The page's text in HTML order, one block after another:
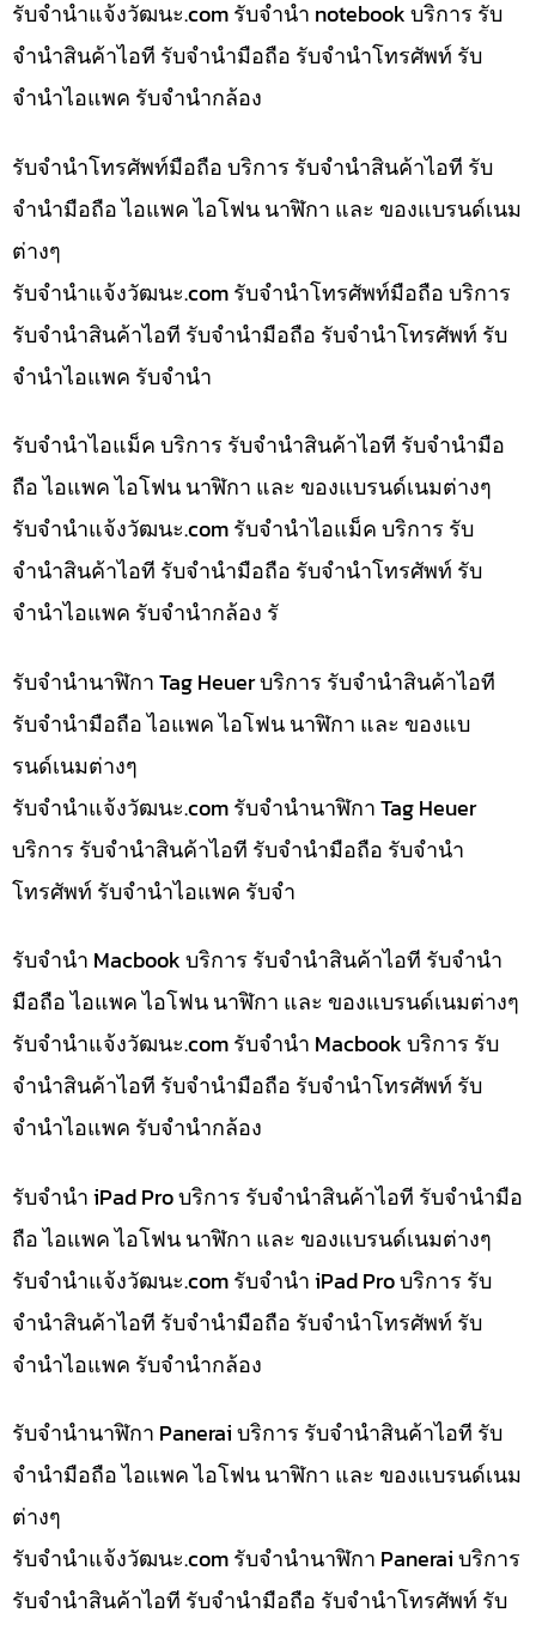
รับจํานําแจ้งวัฒนะ.com รับจำนำ notebook บริการ รับ
จำนำสินค้าไอที รับจำนำมือถือ รับจำนำโทรศัพท์ รับ
จำนำไอแพค รับจำนำกล้อง
รับจำนำโทรศัพท์มือถือ บริการ รับจำนำสินค้าไอที รับ
จำนำมือถือ ไอแพค ไอโฟน นาฬิกา และ ของแบรนด์เนม
ต่างๆ
รับจํานําแจ้งวัฒนะ.com รับจำนำโทรศัพท์มือถือ บริการ
รับจำนำสินค้าไอที รับจำนำมือถือ รับจำนำโทรศัพท์ รับ
จำนำไอแพค รับจำนำ
รับจำนำไอแม็ค บริการ รับจำนำสินค้าไอที รับจำนำมือ
ถือ ไอแพค ไอโฟน นาฬิกา และ ของแบรนด์เนมต่างๆ
รับจํานําแจ้งวัฒนะ.com รับจำนำไอแม็ค บริการ รับ
จำนำสินค้าไอที รับจำนำมือถือ รับจำนำโทรศัพท์ รับ
จำนำไอแพค รับจำนำกล้อง รั
รับจำนำนาฬิกา Tag Heuer บริการ รับจำนำสินค้าไอที
รับจำนำมือถือ ไอแพค ไอโฟน นาฬิกา และ ของแบ
รนด์เนมต่างๆ
รับจํานําแจ้งวัฒนะ.com รับจำนำนาฬิกา Tag Heuer
บริการ รับจำนำสินค้าไอที รับจำนำมือถือ รับจำนำ
โทรศัพท์ รับจำนำไอแพค รับจำ
รับจำนำ Macbook บริการ รับจำนำสินค้าไอที รับจำนำ
มือถือ ไอแพค ไอโฟน นาฬิกา และ ของแบรนด์เนมต่างๆ
รับจํานําแจ้งวัฒนะ.com รับจำนำ Macbook บริการ รับ
จำนำสินค้าไอที รับจำนำมือถือ รับจำนำโทรศัพท์ รับ
จำนำไอแพค รับจำนำกล้อง
รับจำนำ iPad Pro บริการ รับจำนำสินค้าไอที รับจำนำมือ
ถือ ไอแพค ไอโฟน นาฬิกา และ ของแบรนด์เนมต่างๆ
รับจํานําแจ้งวัฒนะ.com รับจำนำ iPad Pro บริการ รับ
จำนำสินค้าไอที รับจำนำมือถือ รับจำนำโทรศัพท์ รับ
จำนำไอแพค รับจำนำกล้อง
รับจำนำนาฬิกา Panerai บริการ รับจำนำสินค้าไอที รับ
จำนำมือถือ ไอแพค ไอโฟน นาฬิกา และ ของแบรนด์เนม
ต่างๆ
รับจํานําแจ้งวัฒนะ.com รับจำนำนาฬิกา Panerai บริการ
รับจำนำสินค้าไอที รับจำนำมือถือ รับจำนำโทรศัพท์ รับ